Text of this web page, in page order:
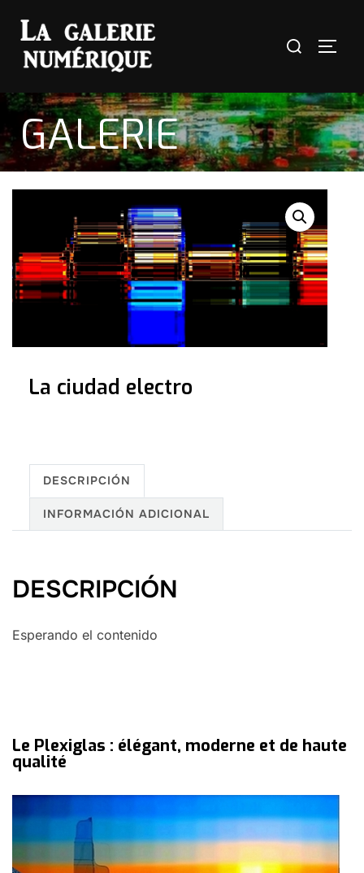
GALERIE
La ciudad electro
DESCRIPCIÓN
INFORMACIÓN ADICIONAL
DESCRIPCIÓN
Esperando el contenido
Le Plexiglas : élégant, moderne et de haute
qualité